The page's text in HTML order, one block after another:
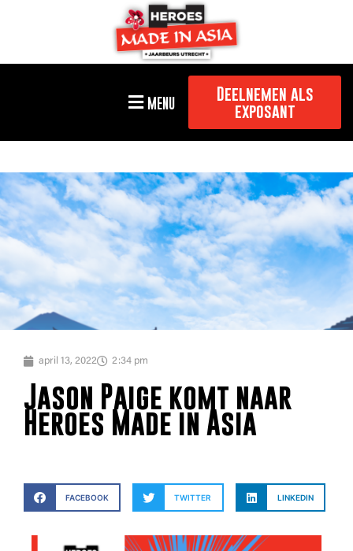
MENU
Deelnemen als
exposant
april 13, 2022 2:34 pm
Jason Paige komt naar
Heroes Made in Asia
FACEBOOK TWITTER LINKEDIN